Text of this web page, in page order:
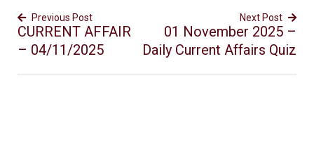
Previous Post
CURRENT AFFAIR
– 04/11/2025
Next Post
01 November 2025 –
Daily Current Affairs Quiz